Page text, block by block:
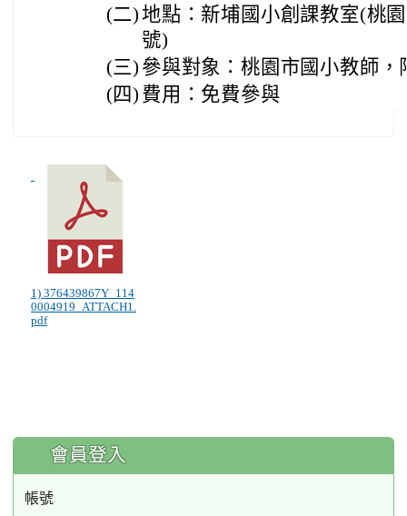
(二)地點：新埔國小創課教室(桃
號)
(三) 參與對象：桃園市國小教師，
(四) 費用：免費參與
1) 376439867Y_114
0004919_ATTACH1.
pdf
:::
會員登入
帳號